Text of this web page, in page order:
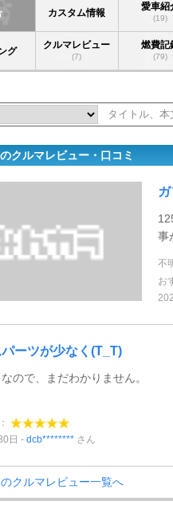
カスタム情報
愛車紹
(19)
グ
クルマレビュー
(7)
燃費記
(79)
クルマレビュー・口コミ
事
不
お
ーツが少なく(T_T)
ので、まだわかりません。
日
dcb******** さん
クルマレビュー一覧へ